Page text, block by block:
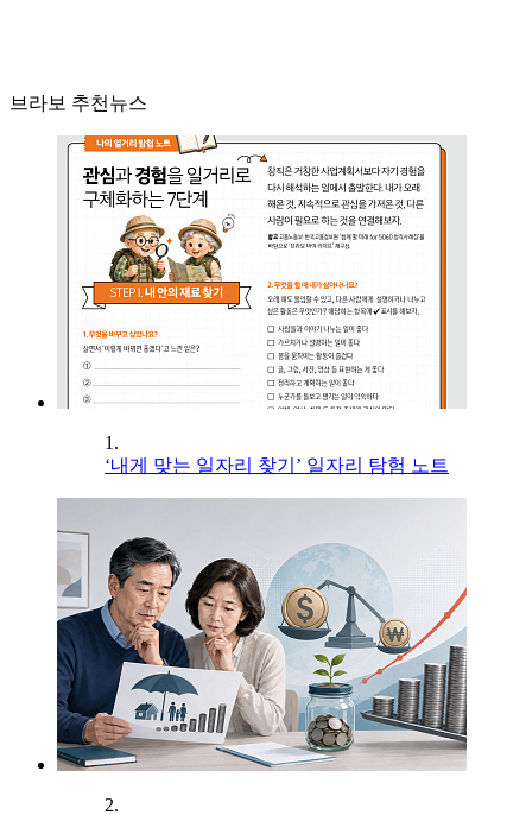
브라보 추천뉴스
1.
‘내게 맞는 일자리 찾기’ 일자리 탐험 노트
2.